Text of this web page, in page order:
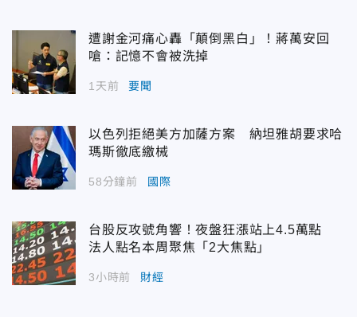
遭謝金河痛心轟「顛倒黑白」！蔣萬安回
嗆：記憶不會被洗掉
1天前 要聞
以色列拒絕美方加薩方案 納坦雅胡要求哈
瑪斯徹底繳械
58分鐘前 國際
台股反攻號角響！夜盤狂漲站上4.5萬點
法人點名本周聚焦「2大焦點」
3小時前 財經